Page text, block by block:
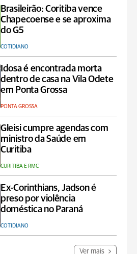
Brasileirão: Coritiba vence
Chapecoense e se aproxima
do G5
COTIDIANO
Idosa é encontrada morta
dentro de casa na Vila Odete
em Ponta Grossa
PONTA GROSSA
Gleisi cumpre agendas com
ministro da Saúde em
Curitiba
CURITIBA E RMC
Ex-Corinthians, Jadson é
preso por violência
doméstica no Paraná
COTIDIANO
Ver mais